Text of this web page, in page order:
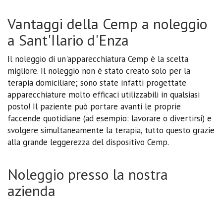
Vantaggi della Cemp a noleggio
a Sant'Ilario d'Enza
Il noleggio di un'apparecchiatura Cemp è la scelta
migliore. Il noleggio non è stato creato solo per la
terapia domiciliare; sono state infatti progettate
apparecchiature molto efficaci utilizzabili in qualsiasi
posto! Il paziente può portare avanti le proprie
faccende quotidiane (ad esempio: lavorare o divertirsi) e
svolgere simultaneamente la terapia, tutto questo grazie
alla grande leggerezza del dispositivo Cemp.
Noleggio presso la nostra
azienda